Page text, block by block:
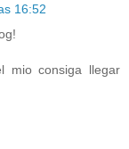
16:52
mio consiga llegar